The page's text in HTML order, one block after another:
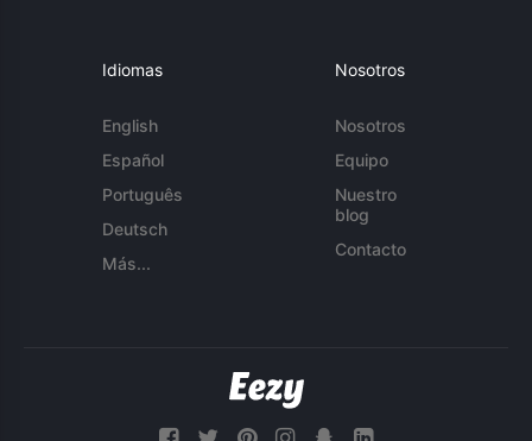
Idiomas
English
Español
Português
Deutsch
Más...
Nosotros
Nosotros
Equipo
Nuestro
blog
Contacto